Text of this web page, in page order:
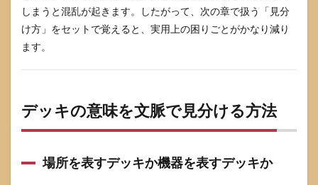
6.4
ビジ
ネス
物か
7
め
しまうと混乱が起きます。したがって、次の章で扱う「見分
け方」をセットで覚えると、実用上の困りごとがかなり減り
ます。
デッキの意味を文脈で見分ける方法
場所を表すデッキか機器を表すデッキか